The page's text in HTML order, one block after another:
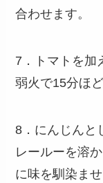
合わせます。
7．トマトを加
弱火で15分ほど
8．にんじんと
レールーを溶
に味を馴染ま